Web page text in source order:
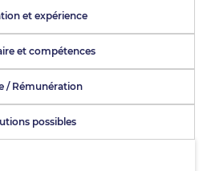
et expérience
et compétences
/ Rémunération
possibles